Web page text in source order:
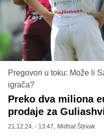
Pregovori u toku: Može li
igrača?
Preko dva miliona
prodaje za
21.12.24. - 13:47, Midhat Šljivak